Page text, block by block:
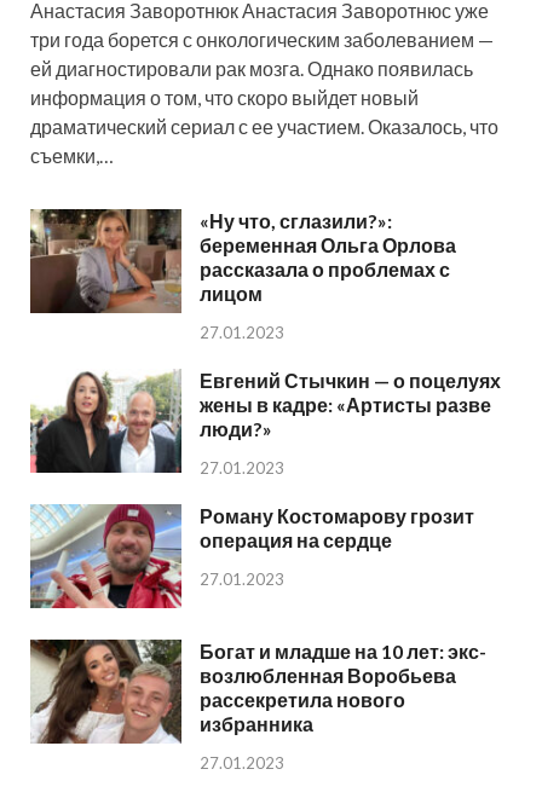
Анастасия Заворотнюк Анастасия Заворотнюс уже
три года борется с онкологическим заболеванием —
ей диагностировали рак мозга. Однако появилась
информация о том, что скоро выйдет новый
драматический сериал с ее участием. Оказалось, что
съемки,…
«Ну что, сглазили?»:
беременная Ольга Орлова
рассказала о проблемах с
лицом
27.01.2023
Евгений Стычкин — о поцелуях
жены в кадре: «Артисты разве
люди?»
27.01.2023
Роману Костомарову грозит
операция на сердце
27.01.2023
Богат и младше на 10 лет: экс-
возлюбленная Воробьева
рассекретила нового
избранника
27.01.2023